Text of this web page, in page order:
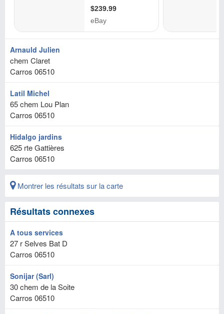
Arnauld Julien
chem Claret
Carros 06510
Latil Michel
65 chem Lou Plan
Carros 06510
Hidalgo jardins
625 rte Gattières
Carros 06510
Montrer les résultats sur la carte
Résultats connexes
A tous services
27 r Selves Bat D
Carros 06510
Sonijar (Sarl)
30 chem de la Soite
Carros 06510